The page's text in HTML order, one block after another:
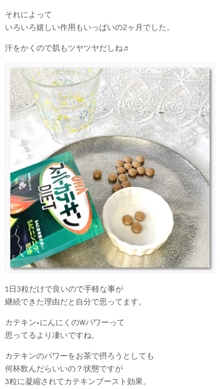
それによって
いろいろ嬉しい作用もいっぱいの2ヶ月でした。
汗をかくので肌もツヤツヤだしね♬
1日3粒だけで良いので手軽な事が
継続できた理由だと自分で思ってます。
カテキン×にんにくのWパワーって
思ってるより凄いですね。
カテキンのパワーをお茶で摂ろうとしても
何杯飲んだらいいの？状態ですが
3粒に凝縮されてカテキンブースト効果。